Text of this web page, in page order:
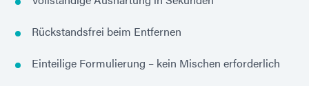
Rückstandsfrei beim Entfernen
Einteilige Formulierung – kein Mischen erforderlich